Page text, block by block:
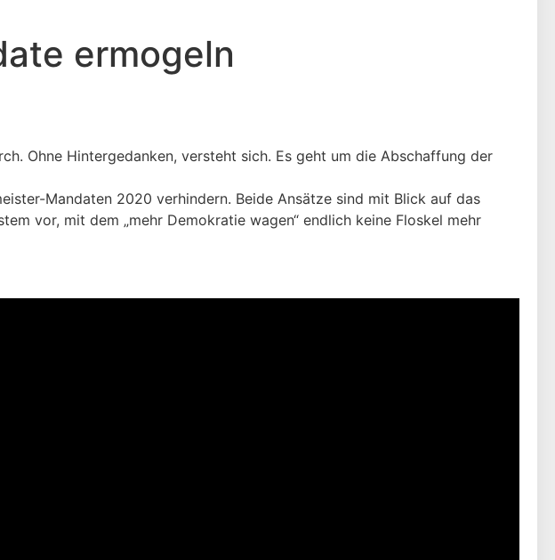
ermogeln
Ohne Hintergedanken, versteht sich. Es geht um die Abschaffung der
Mandaten 2020 verhindern. Beide Ansätze sind mit Blick auf das
vor, mit dem „mehr Demokratie wagen“ endlich keine Floskel mehr